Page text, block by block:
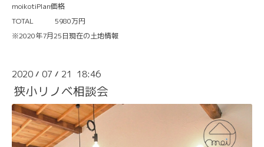
moikotiPlan価格
TOTAL 5980万円
※2020年7月25日現在の土地情報
2020 / 07 / 21 18:46
狭小リノベ相談会